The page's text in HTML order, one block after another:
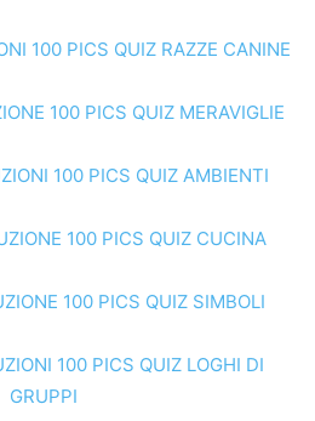
100 PICS QUIZ RAZZE CANINE
100 PICS QUIZ MERAVIGLIE
100 PICS QUIZ AMBIENTI
100 PICS QUIZ CUCINA
100 PICS QUIZ SIMBOLI
100 PICS QUIZ LOGHI DI
GRUPPI